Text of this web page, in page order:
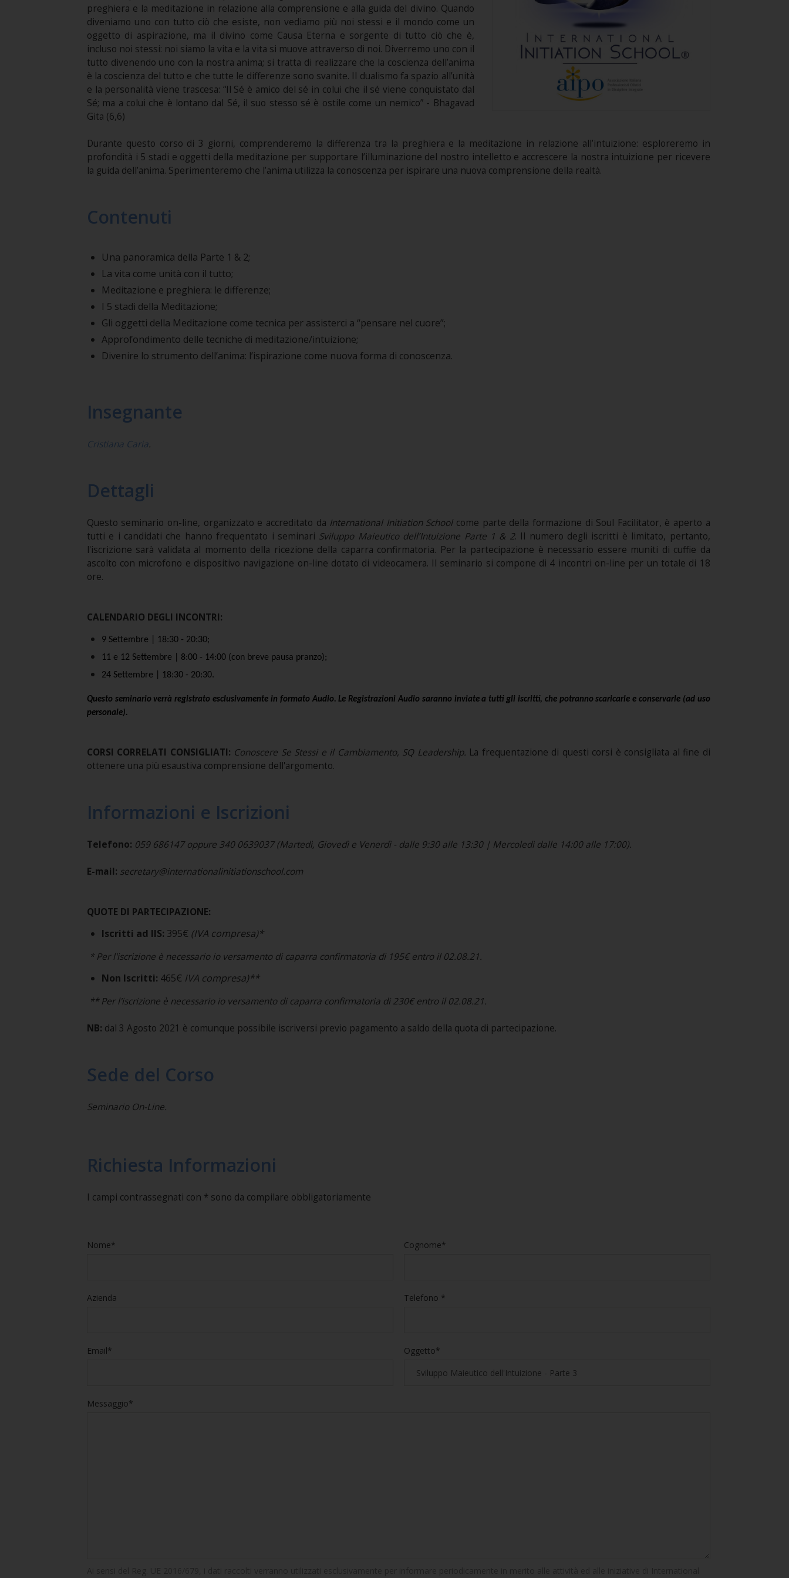
preghiera e la meditazione in relazione alla comprensione e alla guida del divino. Quando
diveniamo uno con tutto ciò che esiste, non vediamo più noi stessi e il mondo come un
oggetto di aspirazione, ma il divino come Causa Eterna e sorgente di tutto ciò che è,
incluso noi stessi: noi siamo la vita e la vita si muove attraverso di noi. Diverremo uno con il
tutto divenendo uno con la nostra anima; si tratta di realizzare che la coscienza dell’anima
è la coscienza del tutto e che tutte le differenze sono svanite. Il dualismo fa spazio all’unità
e la personalità viene trascesa: “Il Sé è amico del sé in colui che il sé viene conquistato dal
Sé; ma a colui che è lontano dal Sé, il suo stesso sé è ostile come un nemico” - Bhagavad
Gita (6,6)
Durante questo corso di 3 giorni, comprenderemo la differenza tra la preghiera e la meditazione in relazione all’intuizione: esploreremo in
profondità i 5 stadi e oggetti della meditazione per supportare l’illuminazione del nostro intelletto e accrescere la nostra intuizione per ricevere
la guida dell’anima. Sperimenteremo che l’anima utilizza la conoscenza per ispirare una nuova comprensione della realtà.
Contenuti
Una panoramica della Parte 1 & 2;
La vita come unità con il tutto;
Meditazione e preghiera: le differenze;
I 5 stadi della Meditazione;
Gli oggetti della Meditazione come tecnica per assisterci a “pensare nel cuore”;
Approfondimento delle tecniche di meditazione/intuizione;
Divenire lo strumento dell’anima: l’ispirazione come nuova forma di conoscenza.
Insegnante
Cristiana Caria.
Dettagli
Questo seminario on-line, organizzato e accreditato da International Initiation School come parte della formazione di Soul Facilitator, è aperto a
tutti e i candidati che hanno frequentato i seminari Sviluppo Maieutico dell’Intuizione Parte 1 & 2. Il numero degli iscritti è limitato, pertanto,
l'iscrizione sarà validata al momento della ricezione della caparra confirmatoria. Per la partecipazione è necessario essere muniti di cuffie da
ascolto con microfono e dispositivo navigazione on-line dotato di videocamera. Il seminario si compone di 4 incontri on-line per un totale di 18
ore.
CALENDARIO DEGLI INCONTRI:
9 Settembre | 18:30 - 20:30;
11 e 12 Settembre | 8:00 - 14:00 (con breve pausa pranzo);
24 Settembre | 18:30 - 20:30.
Questo seminario verrà registrato esclusivamente in formato Audio. Le Registrazioni Audio saranno inviate a tutti gli iscritti, che potranno scaricarle e conservarle (ad uso
personale).
CORSI CORRELATI CONSIGLIATI: Conoscere Se Stessi e il Cambiamento, SQ Leadership. La frequentazione di questi corsi è consigliata al fine di
ottenere una più esaustiva comprensione dell'argomento.
Informazioni e Iscrizioni
Telefono: 059 686147 oppure 340 0639037 (Martedì, Giovedì e Venerdì - dalle 9:30 alle 13:30 | Mercoledì dalle 14:00 alle 17:00).
E-mail: secretary@internationalinitiationschool.com
QUOTE DI PARTECIPAZIONE:
Iscritti ad IIS: 395€ (IVA compresa)*
* Per l'iscrizione è necessario io versamento di caparra confirmatoria di 195€ entro il 02.08.21.
Non Iscritti: 465€ IVA compresa)**
** Per l'iscrizione è necessario io versamento di caparra confirmatoria di 230€ entro il 02.08.21.
NB: dal 3 Agosto 2021 è comunque possibile iscriversi previo pagamento a saldo della quota di partecipazione.
Sede del Corso
Seminario On-Line.
Richiesta Informazioni
I campi contrassegnati con * sono da compilare obbligatoriamente
Nome* Cognome*
Azienda Telefono *
Email* Oggetto*
Messaggio*